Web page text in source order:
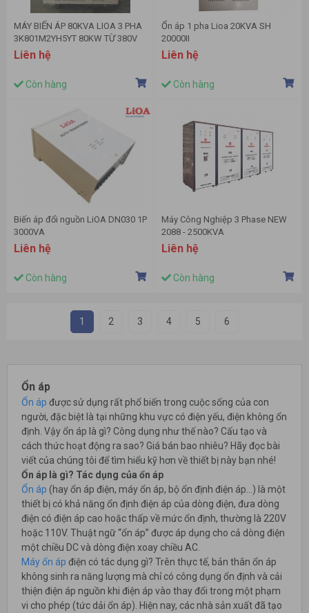
MÁY BIẾN ÁP 80KVA LIOA 3 PHA
3K801M2YH5YT 80KW TỪ 380V
SANG 220V
Liên hệ
Còn hàng
Ổn áp 1 pha Lioa 20KVA SH
20000II
Liên hệ
Còn hàng
Biến áp đổi nguồn LiOA DN030 1P
3000VA
Liên hệ
Còn hàng
Máy Công Nghiệp 3 Phase NEW
2088 - 2500KVA
Liên hệ
Còn hàng
1 2 3 4 5 6
Ổn áp
Ổn áp được sử dụng rất phổ biến trong cuộc sống của con
người, đặc biệt là tại những khu vực có điện yếu, điện không ổn
định. Vậy ổn áp là gì? Công dụng như thế nào? Cấu tạo và
cách thức hoạt động ra sao? Giá bán bao nhiêu? Hãy đọc bài
viết của chúng tôi để tìm hiểu kỹ hơn về thiết bị này bạn nhé!
Ổn áp là gì? Tác dụng của ổn áp
Ổn áp (hay ổn áp điện, máy ổn áp, bộ ổn định điện áp…) là một
thiết bị có khả năng ổn định điện áp của dòng điện, đưa dòng
điện có điện áp cao hoặc thấp về mức ổn định, thường là 220V
hoặc 110V. Thuật ngữ “ổn áp” được áp dụng cho cả dòng điện
một chiều DC và dòng điện xoay chiều AC.
Máy ổn áp điện có tác dụng gì? Trên thực tế, bản thân ổn áp
không sinh ra năng lượng mà chỉ có công dụng ổn định và cải
thiện điện áp nguồn khi điện áp vào thay đổi trong một phạm
vi cho phép (tức dải ổn áp). Hiện nay, các nhà sản xuất đã tạo